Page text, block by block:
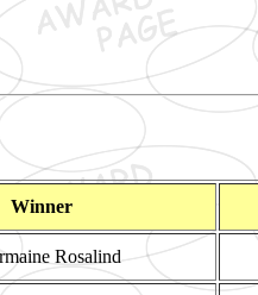
Winner
Rosalind